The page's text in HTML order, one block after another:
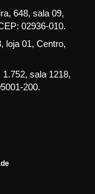
648, sala 09,
02936-010.
loja 01, Centro,
sala 1218,
200.